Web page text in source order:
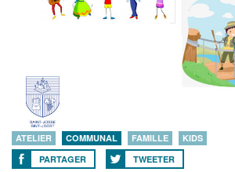
ATELIER COMMUNAL FAMILLE
KIDS
PARTAGER
TWEETER